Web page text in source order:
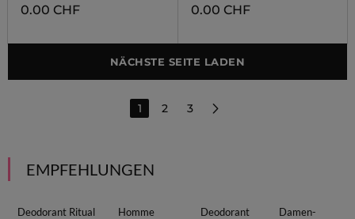
0.00 CHF 0.00 CHF
NÄCHSTE SEITE LADEN
1 2 3
EMPFEHLUNGEN
Deodorant Ritual
Homme
Deodorant
Damen-